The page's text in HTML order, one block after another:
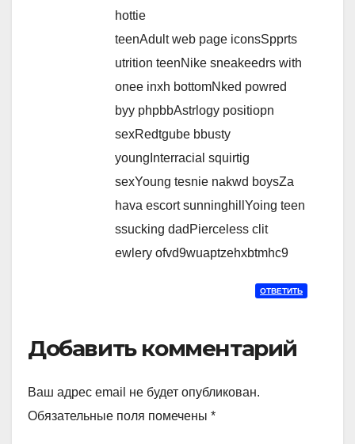
hottie
teenAdult web page iconsSpprts
utrition teenNike sneakeedrs with
onee inxh bottomNked powred
byy phpbbAstrlogy positiopn
sexRedtgube bbusty
youngInterracial squirtig
sexYoung tesnie nakwd boysZa
hava escort sunninghillYoing teen
ssucking dadPierceless clit
ewlery ofvd9wuaptzehxbtmhc9
ОТВЕТИТЬ
Добавить комментарий
Ваш адрес email не будет опубликован.
Обязательные поля помечены *